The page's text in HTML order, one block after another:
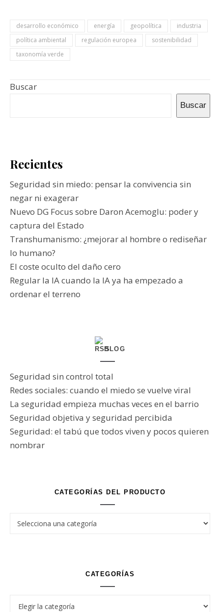
desarrollo económico energía geopolítica
industria
política ambiental
regulación europea
sostenibilidad
taxonomía verde
Buscar
Buscar
Recientes
Seguridad sin miedo: pensar la convivencia sin
negar ni exagerar
Nuevo DG Focus sobre Daron Acemoglu: poder y
captura del Estado
Transhumanismo: ¿mejorar al hombre o rediseñar
lo humano?
El coste oculto del daño cero
Regular la IA cuando la IA ya ha empezado a
ordenar el terreno
BLOG
Seguridad sin control total
Redes sociales: cuando el miedo se vuelve viral
La seguridad empieza muchas veces en el barrio
Seguridad objetiva y seguridad percibida
Seguridad: el tabú que todos viven y pocos quieren
nombrar
CATEGORÍAS DEL PRODUCTO
CATEGORÍAS
Categorías